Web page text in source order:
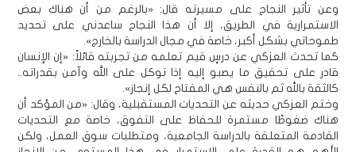
وعن تأثير النجاح على مسيرته قال: «بالرغم من أن هناك بعض
الاستمرارية في الطريق، إلا أن هذا النجاح ساعدني على تحديد
طموحاتي بشكل أكبر، خاصة في مجال الدراسة بالخارج».
كما تحدث العزكي عن درسٍ قيم تعلمه من تجربته قائلاً: «إن الإنسان
قادر على تحقيق ما يصبو إليه إذا توكل على الله وآمن بقدراته..
كالثقة بالله ثم بالنفس هي المفتاح لكل إنجاز».
وختم العزكي حديثه عن التحديات المستقبلية، وقال: «من المؤكد أن
هناك ضغوطًا مستمرة للحفاظ على التفوق، خاصة مع التحديات
القادمة المتعلقة بالدراسة الجامعية، ومتطلبات سوق العمل، ولكن